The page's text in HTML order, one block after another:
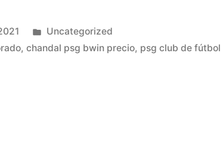
Publicado
en
Uncategorized
,chandal psg bwin precio, psg club de fútbol